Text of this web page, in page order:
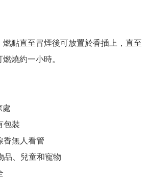
點直至冒煙後可放置於香插上，直至
燒約一小時。
處
包裝
香無人看管
品、兒童和寵物